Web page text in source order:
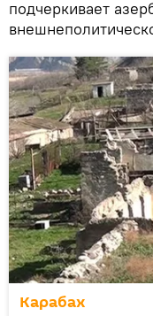
подчеркивает
Карабах